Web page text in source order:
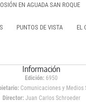
EN AGUADA SAN ROQUE
PUNTOS DE VISTA EL
Información
Edición: 6950
Comunicaciones y Medios
Director: Juan Carlos Schroeder